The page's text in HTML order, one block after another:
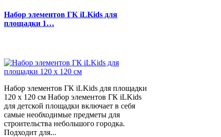
Набор элементов ГК iLKids для
площадки 1…
Набор элементов ГК iLKids для площадки
120 х 120 см Набор элементов ГК iLKids
для детской площадки включает в себя
самые необходимые предметы для
строительства небольшого городка.
Подходит для...